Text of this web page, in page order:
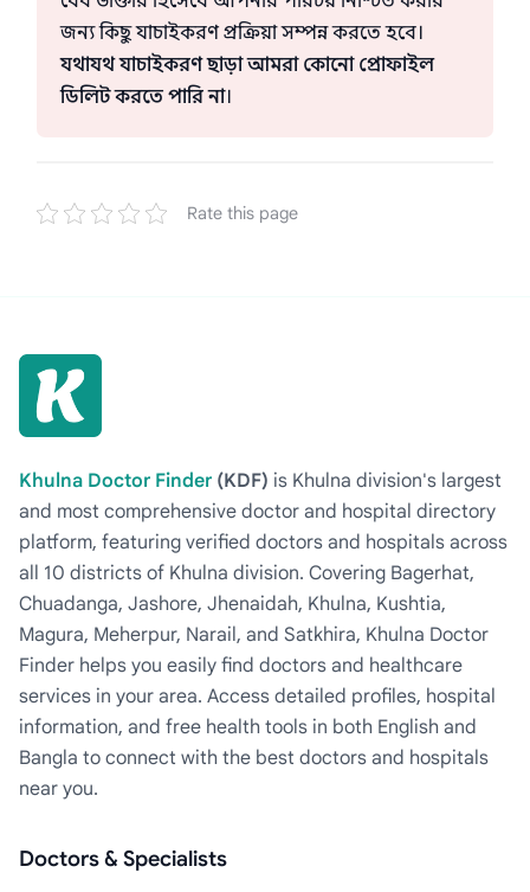
জন্য কিছু যাচাইকরণ প্রক্রিয়া সম্পন্ন করতে হবে।
যথাযথ যাচাইকরণ ছাড়া আমরা কোনো প্রোফাইল
ডিলিট করতে পারি না।
Rate this page
Khulna Doctor Finder (KDF) is Khulna division's largest
and most comprehensive doctor and hospital directory
platform, featuring verified doctors and hospitals across
all 10 districts of Khulna division. Covering Bagerhat,
Chuadanga, Jashore, Jhenaidah, Khulna, Kushtia,
Magura, Meherpur, Narail, and Satkhira, Khulna Doctor
Finder helps you easily find doctors and healthcare
services in your area. Access detailed profiles, hospital
information, and free health tools in both English and
Bangla to connect with the best doctors and hospitals
near you.
Doctors & Specialists